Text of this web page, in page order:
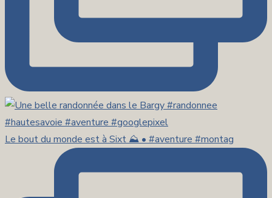
Le bout du monde est à Sixt ⛰️ • #aventure #montag